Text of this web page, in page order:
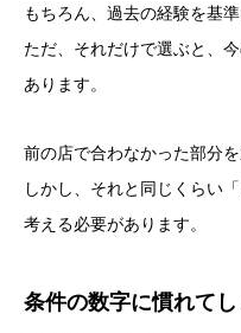
もちろん、過去の経験を基
ただ、それだけで選ぶと、
あります。
前の店で合わなかった部分
しかし、それと同じくらい
考える必要があります。
条件の数字に慣れて